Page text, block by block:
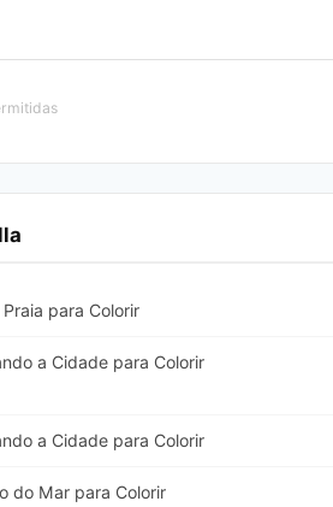
para Colorir
a Cidade para Colorir
a Cidade para Colorir
do Mar para Colorir